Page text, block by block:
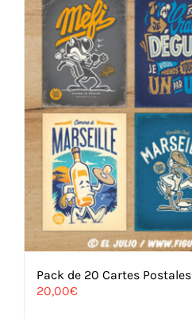
Pack de 20 Cartes Postales
20,00€